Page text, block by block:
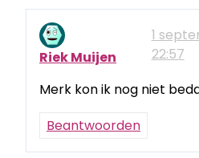
Riek Muijen
1
22:57
Merk kon ik nog niet
Beantwoorden